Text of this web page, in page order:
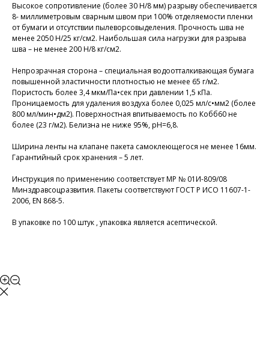
Высокое сопротивление (более 30 Н/8 мм) разрыву обеспечивается
8- миллиметровым сварным швом при 100% отделяемости пленки
от бумаги и отсутствии пылеворсовыделения. Прочность шва не
менее 2050 Н/25 кг/см2. Наибольшая сила нагрузки для разрыва
шва – не менее 200 Н/8 кг/см2.
Непрозрачная сторона – специальная водоотталкивающая бумага
повышенной эластичности плотностью не менее 65 г/м2.
Пористость более 3,4 мкм/Па•сек при давлении 1,5 кПа.
Проницаемость для удаления воздуха более 0,025 мл/с•мм2 (более
800 мл/мин•дм2). Поверхностная впитываемость по Кобб60 не
более (23 г/м2). Белизна не ниже 95%, рН=6,8.
Ширина ленты на клапане пакета самоклеющегося не менее 16мм.
Гарантийный срок хранения – 5 лет.
Инструкция по применению соответствует МР № 01И-809/08
Минздравсоцразвития. Пакеты соответствуют ГОСТ Р ИСО 11607-1-
2006, EN 868-5.
В упаковке по 100 штук , упаковка является асептической.